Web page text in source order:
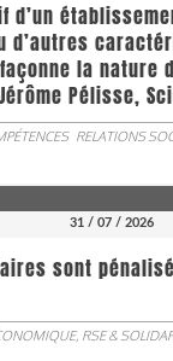
d’un
d’autres
la nature
Pélisse,
RELATIONS
31 / 07 / 2026
sont
RSE &